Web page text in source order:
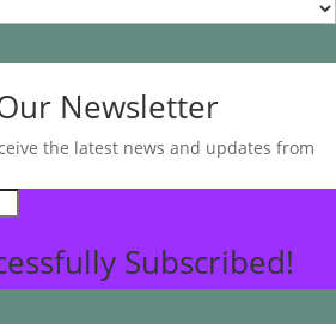
Newsletter
the latest news and updates from
Subscribed!